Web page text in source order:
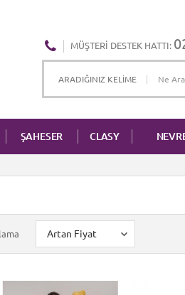
MÜŞTERI DESTEK HATTI:
ŞAHESER CLASY